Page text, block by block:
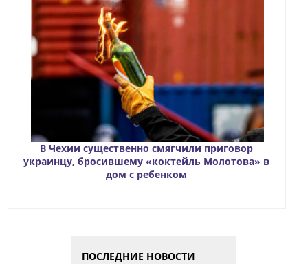
В Чехии существенно смягчили приговор
украинцу, бросившему «коктейль Молотова» в
дом с ребенком
ПОСЛЕДНИЕ НОВОСТИ